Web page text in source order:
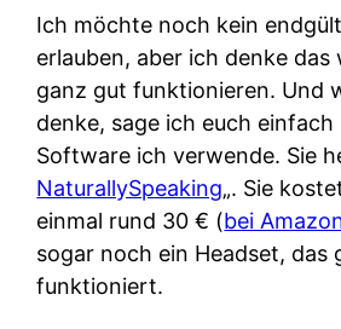
Ich möchte noch kein
erlauben, aber ich denke das
ganz gut funktionieren. Und
denke, sage ich euch einfach
Software ich verwende. Sie
NaturallySpeaking„. Sie
einmal rund 30 € (bei
sogar noch ein Headset, das
funktioniert.